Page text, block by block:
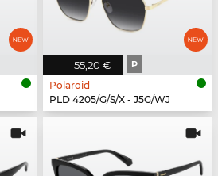
55,20 € P
Polaroid
PLD 4205/G/S/X - J5G/WJ